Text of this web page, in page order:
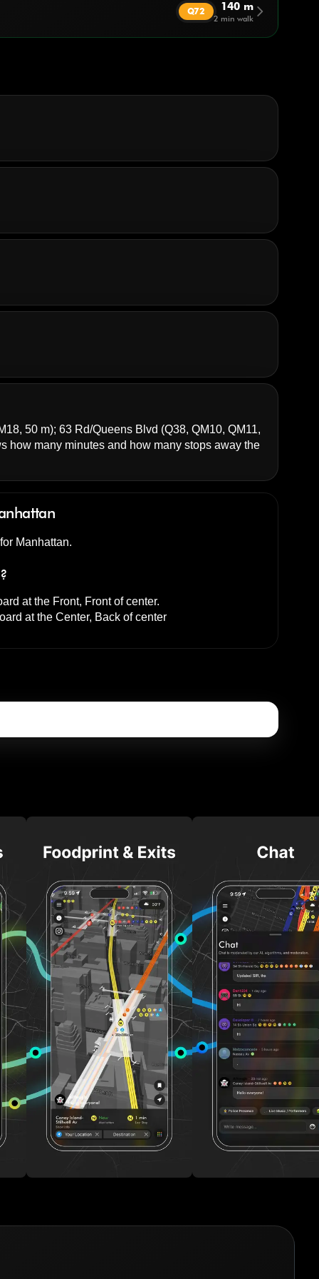
Q72 140 m
2 min walk
arrow_forward_ios
50 m); 63 Rd/Queens Blvd (Q38, QM10, QM11,
how many minutes and how many stops away the
Manhattan.
at the Front, Front of center.
at theCenter, Back of center